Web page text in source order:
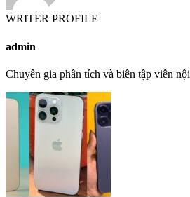
WRITER PROFILE
admin
Chuyên gia phân tích và biên tập viên